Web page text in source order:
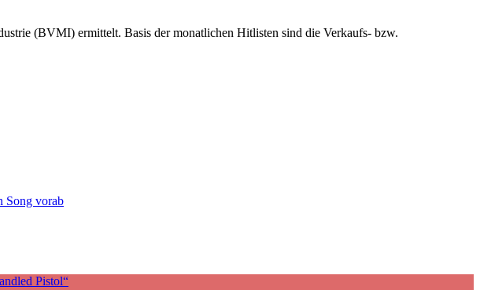
(BVMI) ermittelt. Basis der monatlichen Hitlisten sind die Verkaufs- bzw.
Song vorab
Pistol“